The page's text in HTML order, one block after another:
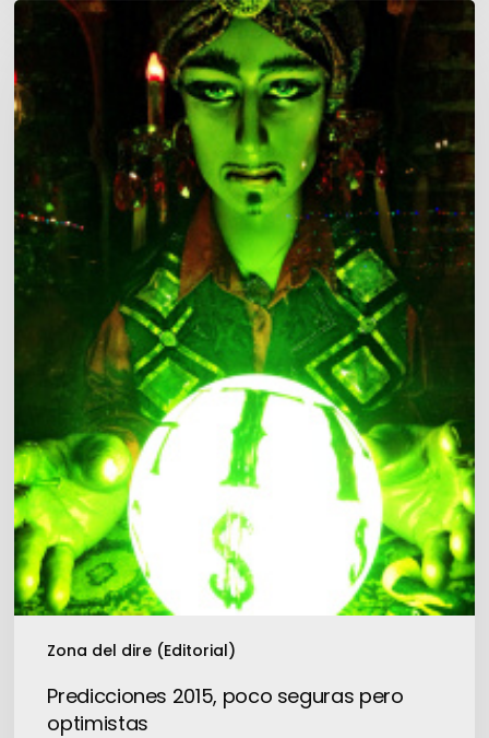
Zona del dire (Editorial)
Predicciones
2015,
poco
seguras
pero
Predicciones 2015, poco seguras pero
optimistas